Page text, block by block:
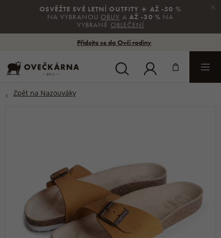
OSVĚŽTE SVÉ LETNÍ OUTFITY ☀️ AŽ -50 %
NA VYBRANOU OBUV A AŽ -30 % NA
VYBRANÉ OBLEČENÍ
×
Přidejte se do Ovčí rodiny